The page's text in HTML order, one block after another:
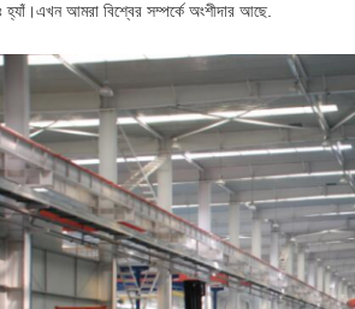
হ্যাঁ।এখন আমরা বিশ্বের সম্পর্কে অংশীদার আছে.